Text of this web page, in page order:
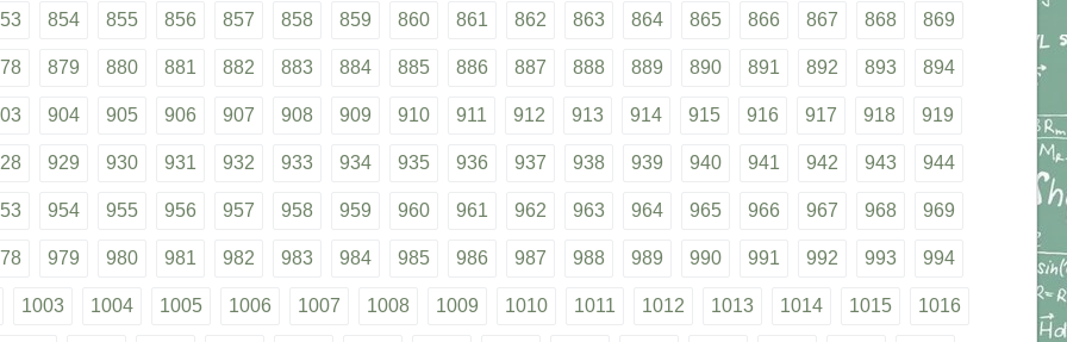
854 855 856 857 858 859 860 861 862 863 864 865 866 867 868 869
879 880 881 882 883 884 885 886 887 888 889 890 891 892 893 894
904 905 906 907 908 909 910 911 912 913 914 915 916 917 918 919
929 930 931 932 933 934 935 936 937 938 939 940 941 942 943 944
954 955 956 957 958 959 960 961 962 963 964 965 966 967 968 969
979 980 981 982 983 984 985 986 987 988 989 990 991 992 993 994
1003 1004 1005 1006 1007 1008 1009 1010 1011 1012 1013 1014 1015 1016